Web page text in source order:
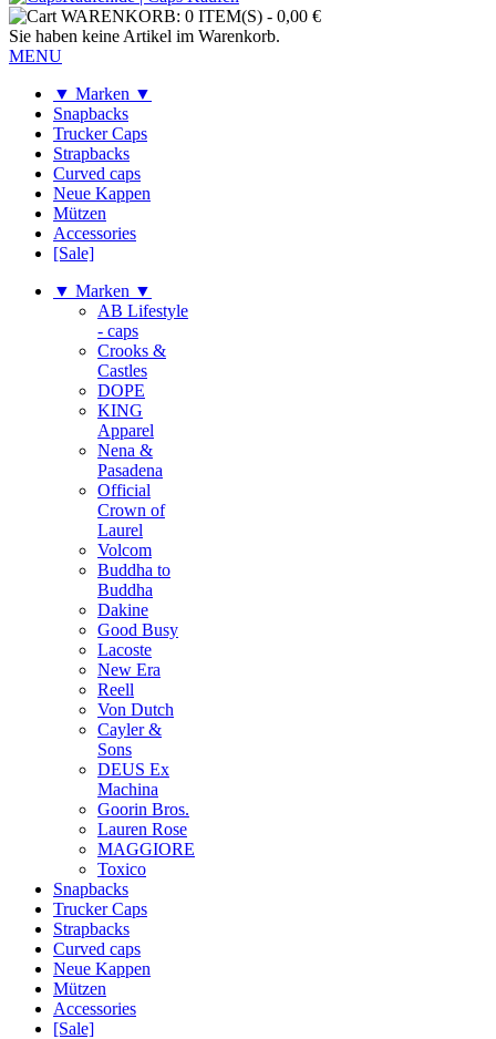
WARENKORB: 0 ITEM(S) - 0,00 €
Sie haben keine Artikel im Warenkorb.
MENU
▼ Marken ▼
Snapbacks
Trucker Caps
Strapbacks
Curved caps
Neue Kappen
Mützen
Accessories
[Sale]
▼ Marken ▼
AB Lifestyle
- caps
Crooks &
Castles
DOPE
KING
Apparel
Nena &
Pasadena
Official
Crown of
Laurel
Volcom
Buddha to
Buddha
Dakine
Good Busy
Lacoste
New Era
Reell
Von Dutch
Cayler &
Sons
DEUS Ex
Machina
Goorin Bros.
Lauren Rose
MAGGIORE
Toxico
Snapbacks
Trucker Caps
Strapbacks
Curved caps
Neue Kappen
Mützen
Accessories
[Sale]